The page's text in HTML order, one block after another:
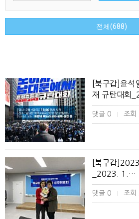
전체(688)
[북구갑]윤석
재 규탄대회
댓글 0 조회
[북구갑
_2023. 1.…
댓글 0 조회